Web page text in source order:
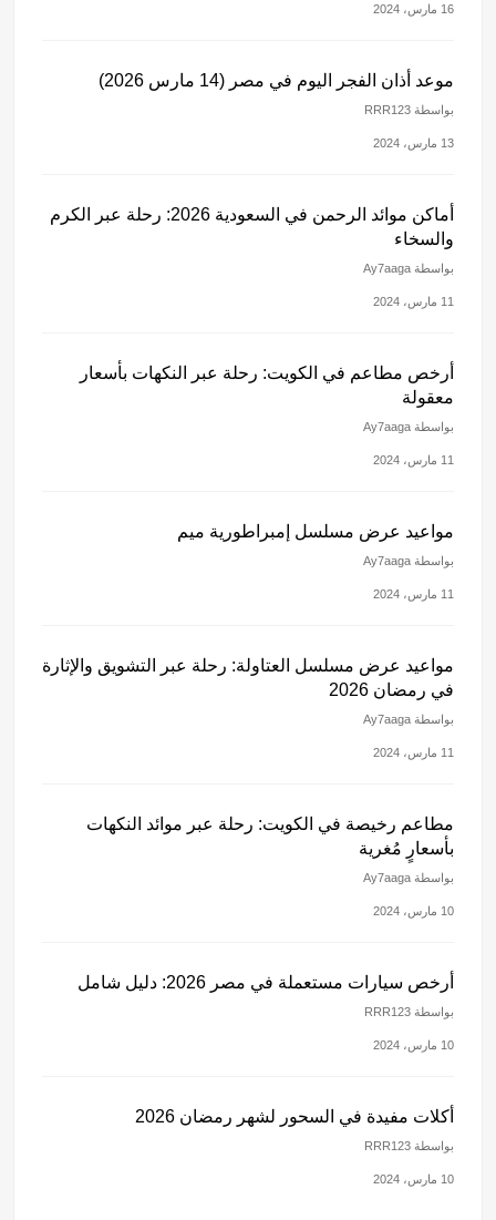
16 مارس، 2024
موعد أذان الفجر اليوم في مصر (14 مارس 2026)
بواسطة RRR123
13 مارس، 2024
أماكن موائد الرحمن في السعودية 2026: رحلة عبر الكرم
والسخاء
بواسطة Ay7aaga
11 مارس، 2024
أرخص مطاعم في الكويت: رحلة عبر النكهات بأسعار
معقولة
بواسطة Ay7aaga
11 مارس، 2024
مواعيد عرض مسلسل إمبراطورية ميم
بواسطة Ay7aaga
11 مارس، 2024
مواعيد عرض مسلسل العتاولة: رحلة عبر التشويق والإثارة
في رمضان 2026
بواسطة Ay7aaga
11 مارس، 2024
مطاعم رخيصة في الكويت: رحلة عبر موائد النكهات
بأسعارٍ مُغرية
بواسطة Ay7aaga
10 مارس، 2024
أرخص سيارات مستعملة في مصر 2026: دليل شامل
بواسطة RRR123
10 مارس، 2024
أكلات مفيدة في السحور لشهر رمضان 2026
بواسطة RRR123
10 مارس، 2024